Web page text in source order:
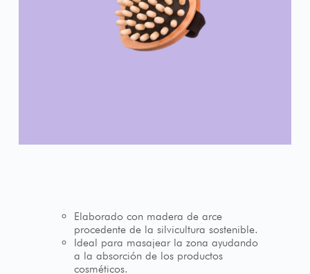
Elaborado con madera de arce
procedente de la silvicultura sostenible.
Ideal para masajear la zona ayudando
a la absorción de los productos
cosméticos.